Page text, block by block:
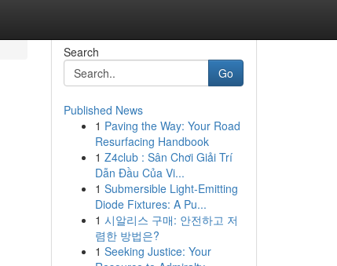
Search
Go
Published News
1 Paving the Way: Your Road
Resurfacing Handbook
1 Z4club : Sân Chơi Giải Trí
Dẫn Đầu Của Vi...
1 Submersible Light-Emitting
Diode Fixtures: A Pu...
1 시알리스 구매: 안전하고 저
렴한 방법은?
1 Seeking Justice: Your